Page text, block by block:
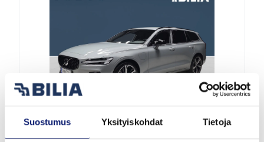
Suostumus Yksityiskohdat Tietoja